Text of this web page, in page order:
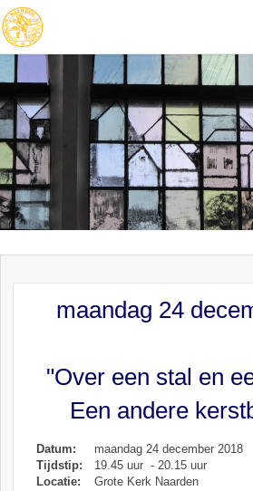
maandag 24
"Over een stal en
Een andere
Datum:
maandag 24 december 2018
Tijdstip:
19.45 uur - 20.15 uur
Locatie:
Grote Kerk Naarden